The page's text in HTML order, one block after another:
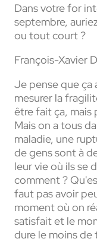
Dans votre for
septembre,
ou tout court ?
François-Xavier
Je pense que ça
mesurer la
être fait ça, mais
Mais on a tous
maladie, une
de gens sont à
leur vie où ils se
comment ?
faut pas avoir
moment où on
satisfait et le
dure le moins de